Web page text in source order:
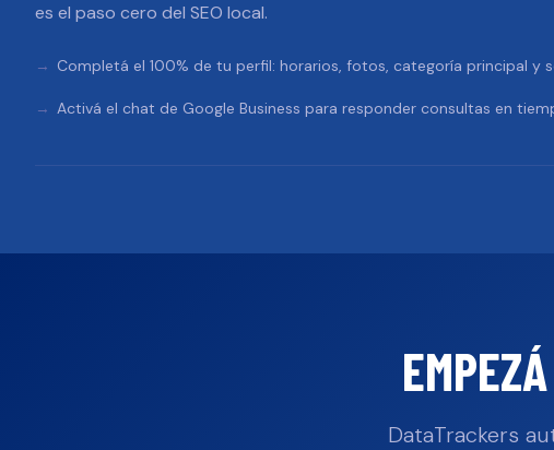
es el paso cero del SEO local.
Completá el 100% de tu perfil: horarios, fotos, categoría principal y
Activá el chat de Google Business para responder consultas en
DataTrackers